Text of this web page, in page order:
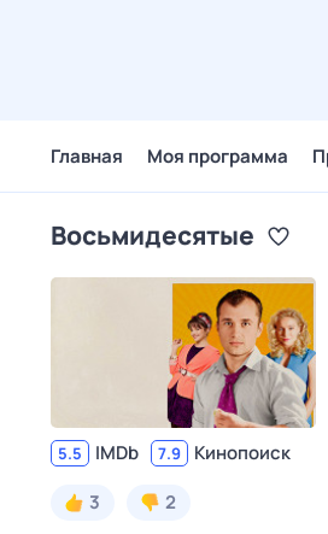
Главная Моя программа
Восьмидесятые
5.5 IMDb 7.9
Кинопоиск
3
2